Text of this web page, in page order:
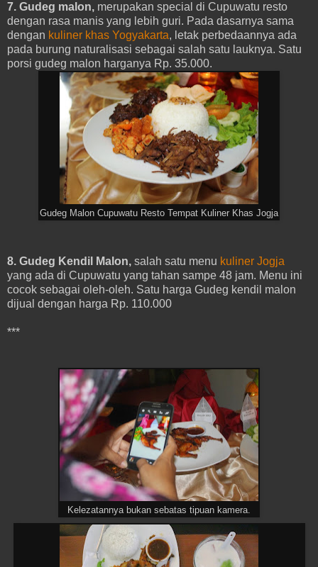
7. Gudeg malon, merupakan special di Cupuwatu resto
dengan rasa manis yang lebih guri. Pada dasarnya sama
dengan kuliner khas Yogyakarta, letak perbedaannya ada
pada burung naturalisasi sebagai salah satu lauknya. Satu
porsi gudeg malon harganya Rp. 35.000.
Gudeg Malon Cupuwatu Resto Tempat Kuliner Khas Jogja
8. Gudeg Kendil Malon, salah satu menu kuliner Jogja
yang ada di Cupuwatu yang tahan sampe 48 jam. Menu ini
cocok sebagai oleh-oleh. Satu harga Gudeg kendil malon
dijual dengan harga Rp. 110.000
***
Kelezatannya bukan sebatas tipuan kamera.